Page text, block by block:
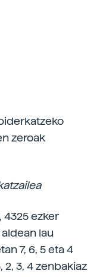
zeroak
4325 ezker
lau
7, 6, 5 eta 4
2, 3, 4 zenbakiaz